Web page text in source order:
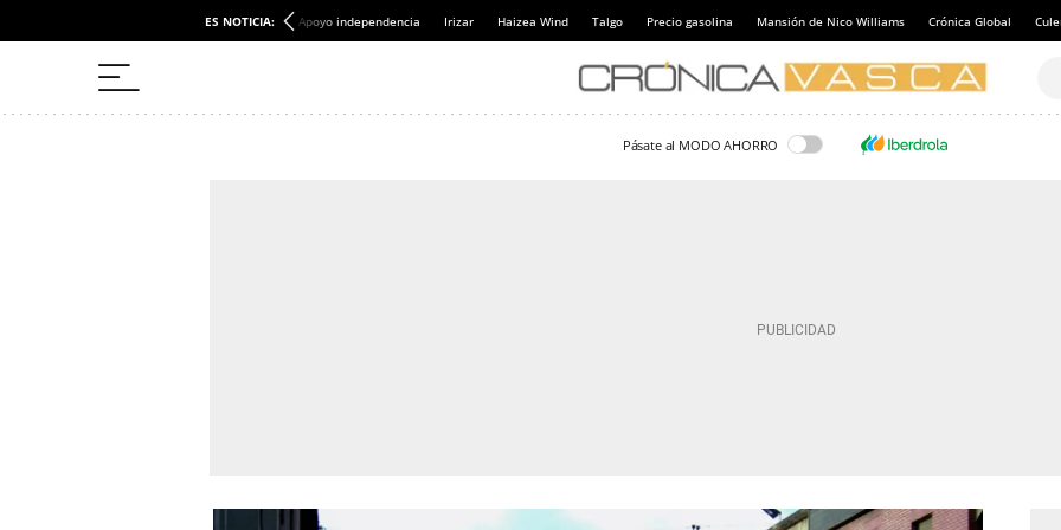
ES NOTICIA: Apoyo independencia Irizar Haizea Wind Talgo Precio gasolina Mansión de Nico Williams Crónica Global
Pásate al MODO AHORRO